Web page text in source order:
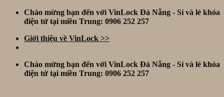
Skip
Chào mừng bạn đến với VinLock Đà Nẵng - Sỉ và lẻ khóa
điện tử tại miền Trung: 0906 252 257
Giới thiệu về VinLock >>
Chào mừng bạn đến với VinLock Đà Nẵng - Sỉ và lẻ khóa
điện tử tại miền Trung: 0906 252 257